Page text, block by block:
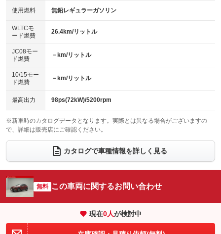
100V電源
：装備なし
センターデフロック
：装備なし
電動格納ミラー
：装備あり
バックカメラ
：装備あり
エアロ
：装備なし
：装備なし
パワーシート
ベンチシート
：装備なし
チップアップシート
：装備なし
：装備なし ：装備なし
ウォークスルー
：装備なし
電動リアゲート フロントカメラ
：装備なし
：装備なし ：装備なし
サイドカメラ
：装備なし ルーフレール
：装備なし
：装備なし
：装備なし
使用燃料 無鉛レギュラーガソリン
WLTCモ
ード燃費
26.4km/リットル
JC08モー
ド燃費
－km/リットル
10/15モー
ド燃費
－km/リットル
最高出力 98ps(72kW)/5200rpm
※新車時のカタログデータとなります。実際とは異なる場合がございますの
で、詳細は販売店にご確認ください。
カタログで車種情報を詳しく見る
無料 この車両に関するお問い合わせ
現在0人が検討中